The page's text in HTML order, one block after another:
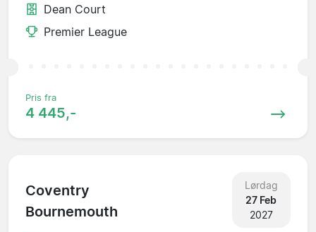
Dean Court
Premier League
Pris fra
4 445,-
Coventry
Bournemouth
Lørdag
27 Feb
2027